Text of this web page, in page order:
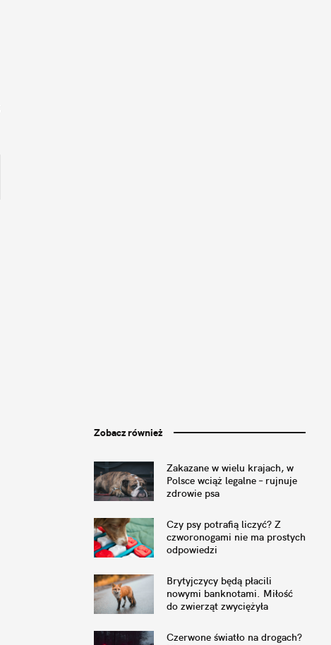
Zobacz również
Zakazane w wielu krajach, w
Polsce wciąż legalne – rujnuje
zdrowie psa
Czy psy potrafią liczyć? Z
czworonogami nie ma prostych
odpowiedzi
Brytyjczycy będą płacili
nowymi banknotami. Miłość
do zwierząt zwyciężyła
Czerwone światło na drogach?